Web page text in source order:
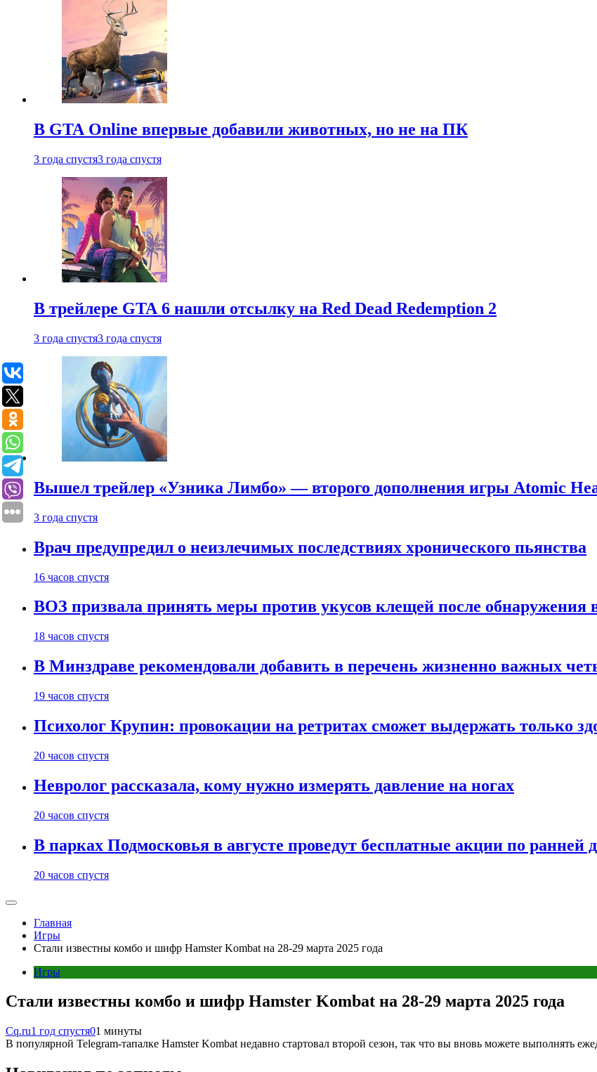
В GTA Online впервые добавили животных, но не на ПК
3 года спустя3 года спустя
В трейлере GTA 6 нашли отсылку на Red Dead Redemption 2
3 года спустя3 года спустя
Вышел трейлер «Узника Лимбо» — второго дополнения игры Atomic
3 года спустя
Врач предупредил о неизлечимых последствиях хронического пьянства
16 часов спустя
ВОЗ призвала принять меры против укусов клещей после
18 часов спустя
В Минздраве рекомендовали добавить в перечень жизненно важных
19 часов спустя
Психолог Крупин: провокации на ретритах сможет выдержать только
20 часов спустя
Невролог рассказала, кому нужно измерять давление на ногах
20 часов спустя
В парках Подмосковья в августе проведут бесплатные акции по ранней
20 часов спустя
Главная
Игры
Стали известны комбо и шифр Hamster Kombat на 28-29 марта 2025 года
Игры
Стали известны комбо и шифр Hamster Kombat на 28-29 марта 2025 года
Cq.ru1 год спустя01 минуты
В популярной Telegram-тапалке Hamster Kombat недавно стартовал второй сезон, так что вы вновь можете выполнять